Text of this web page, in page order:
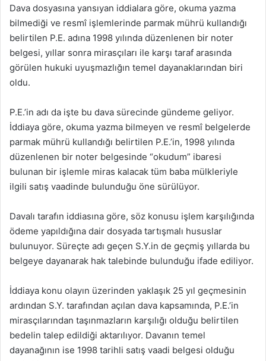
Dava dosyasına yansıyan iddialara göre, okuma yazma
bilmediği ve resmî işlemlerinde parmak mührü kullandığı
belirtilen P.E. adına 1998 yılında düzenlenen bir noter
belgesi, yıllar sonra mirasçıları ile karşı taraf arasında
görülen hukuki uyuşmazlığın temel dayanaklarından biri
oldu.
P.E.’in adı da işte bu dava sürecinde gündeme geliyor.
İddiaya göre, okuma yazma bilmeyen ve resmî belgelerde
parmak mührü kullandığı belirtilen P.E.’in, 1998 yılında
düzenlenen bir noter belgesinde “okudum” ibaresi
bulunan bir işlemle miras kalacak tüm baba mülkleriyle
ilgili satış vaadinde bulunduğu öne sürülüyor.
Davalı tarafın iddiasına göre, söz konusu işlem karşılığında
ödeme yapıldığına dair dosyada tartışmalı hususlar
bulunuyor. Süreçte adı geçen S.Y.in de geçmiş yıllarda bu
belgeye dayanarak hak talebinde bulunduğu ifade ediliyor.
İddiaya konu olayın üzerinden yaklaşık 25 yıl geçmesinin
ardından S.Y. tarafından açılan dava kapsamında, P.E.’in
mirasçılarından taşınmazların karşılığı olduğu belirtilen
bedelin talep edildiği aktarılıyor. Davanın temel
dayanağının ise 1998 tarihli satış vaadi belgesi olduğu